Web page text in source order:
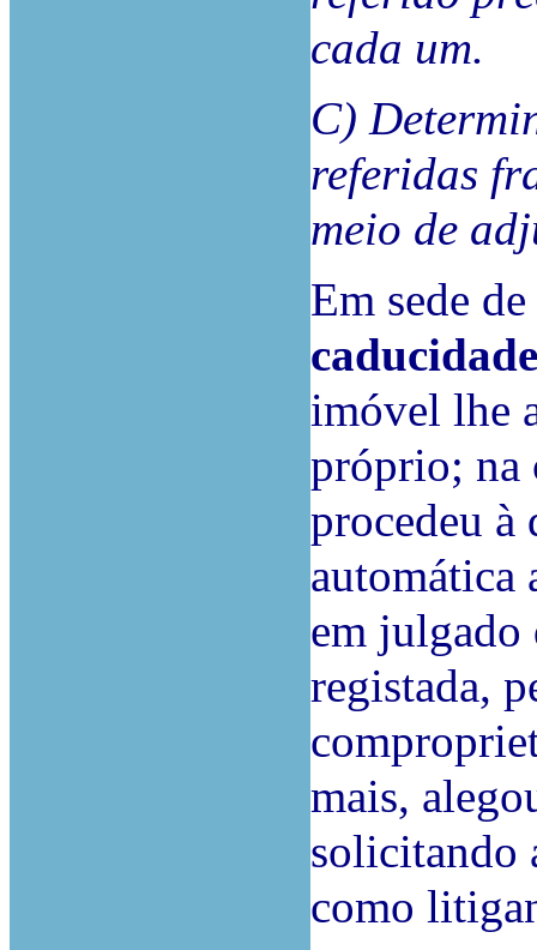
cada um.
C)
referidas
meio de
Em sede
imóvel lhe
próprio; na
procedeu à
automática
em julgado
registada,
mais,
solicitando
como